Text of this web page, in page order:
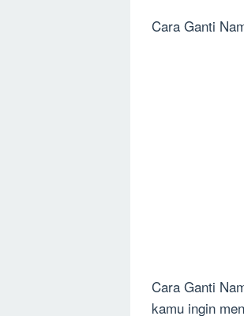
Cara Ganti
Cara Ganti
kamu ingin